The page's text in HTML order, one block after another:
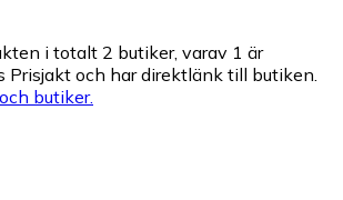
i totalt 2 butiker, varav 1 är
Prisjakt och har direktlänk till butiken.
butiker.